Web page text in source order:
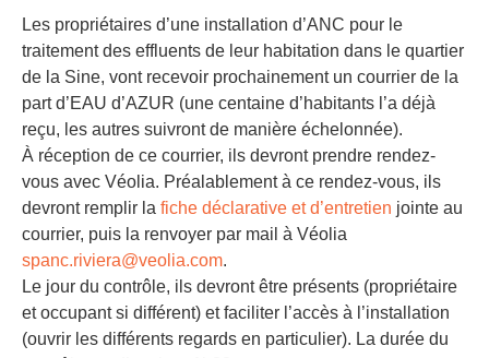
Les propriétaires d’une installation d’ANC pour le
traitement des effluents de leur habitation dans le quartier
de la Sine, vont recevoir prochainement un courrier de la
part d’EAU d’AZUR (une centaine d’habitants l’a déjà
reçu, les autres suivront de manière échelonnée).
À réception de ce courrier, ils devront prendre rendez-
vous avec Véolia. Préalablement à ce rendez-vous, ils
devront remplir la fiche déclarative et d’entretien jointe au
courrier, puis la renvoyer par mail à Véolia
spanc.riviera@veolia.com.
Le jour du contrôle, ils devront être présents (propriétaire
et occupant si différent) et faciliter l’accès à l’installation
(ouvrir les différents regards en particulier). La durée du